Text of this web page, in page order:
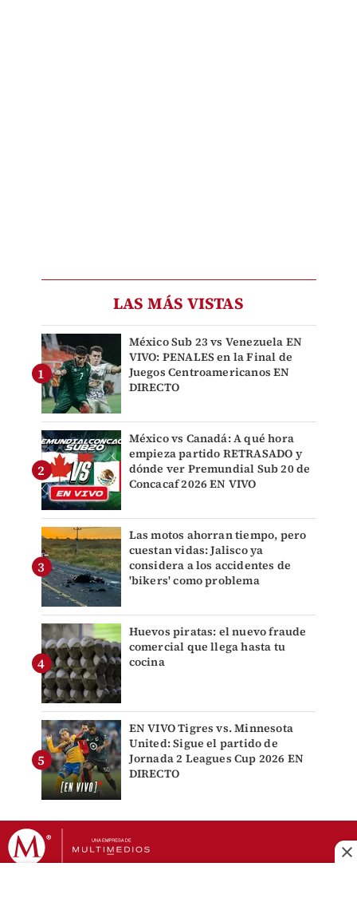
LAS MÁS VISTAS
México Sub 23 vs Venezuela EN
VIVO: PENALES en la Final de
Juegos Centroamericanos EN
DIRECTO
México vs Canadá: A qué hora
empieza partido RETRASADO y
dónde ver Premundial Sub 20 de
Concacaf 2026 EN VIVO
Las motos ahorran tiempo, pero
cuestan vidas: Jalisco ya
considera a los accidentes de
'bikers' como problema
Huevos piratas: el nuevo fraude
comercial que llega hasta tu
cocina
EN VIVO Tigres vs. Minnesota
United: Sigue el partido de
Jornada 2 Leagues Cup 2026 EN
DIRECTO